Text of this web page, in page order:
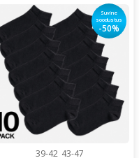
Suvine
soodustus
-50%
39-42 43-47